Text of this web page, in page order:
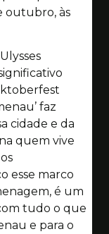
outubro, às
faz
cidade e da
quem vive
esse marco
é um
tudo o que
e para o